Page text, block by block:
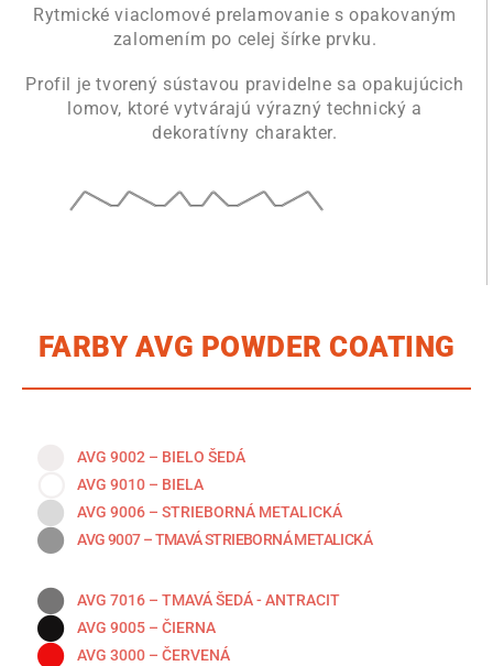
Rytmické viaclomové prelamovanie s opakovaným
zalomením po celej šírke prvku.
Profil je tvorený sústavou pravidelne sa opakujúcich
lomov, ktoré vytvárajú výrazný technický a
dekoratívny charakter.
FARBY AVG POWDER COATING
AVG 9002 – BIELO ŠEDÁ
AVG 9010 – BIELA
AVG 9006 – STRIEBORNÁ METALICKÁ
AVG 9007 – TMAVÁ STRIEBORNÁ METALICKÁ
AVG 7016 – TMAVÁ ŠEDÁ - ANTRACIT
AVG 9005 – ČIERNA
AVG 3000 – ČERVENÁ